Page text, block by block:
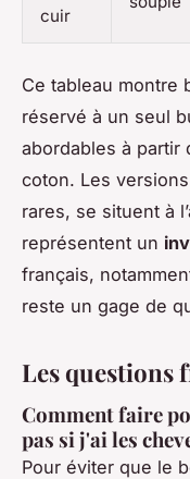
cuir
Ce tableau montre
réservé à un seul
abordables à partir
coton. Les
rares, se situent à
représentent un
français,
reste un gage de
Les questions
Comment faire
pas si j'ai les
Pour éviter que le